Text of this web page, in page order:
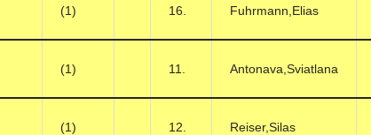
(1) 16. Fuhrmann,Elias
(1) 11. Antonava,Sviatlana
(1) 12. Reiser,Silas